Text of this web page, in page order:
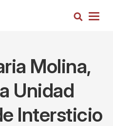
Busca
Molina,
Unidad
Intersticio